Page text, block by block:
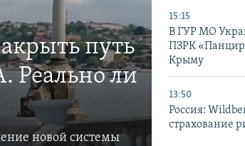
путь
Реально ли
новой системы
15:15
В ГУР МО
ПЗРК
Крыму
13:50
Россия:
страхование